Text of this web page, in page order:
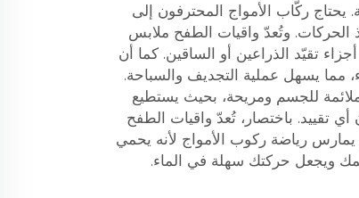
يحتاج ركّاب الأمواج المحترفون إلى
الحركات. وتُعدّ واقيات الطفح ملابس
تقيّد الذراعين أو الساقين. كما أن
مما يسهل عملية التجديف والسباحة.
للجسم ومريحة، بحيث يستطيع
تقييد. باختصار، تُعدّ واقيات الطفح
رياضة ركوب الأمواج لأنه يحمي
ويجعل حركتك سهلة في الماء.